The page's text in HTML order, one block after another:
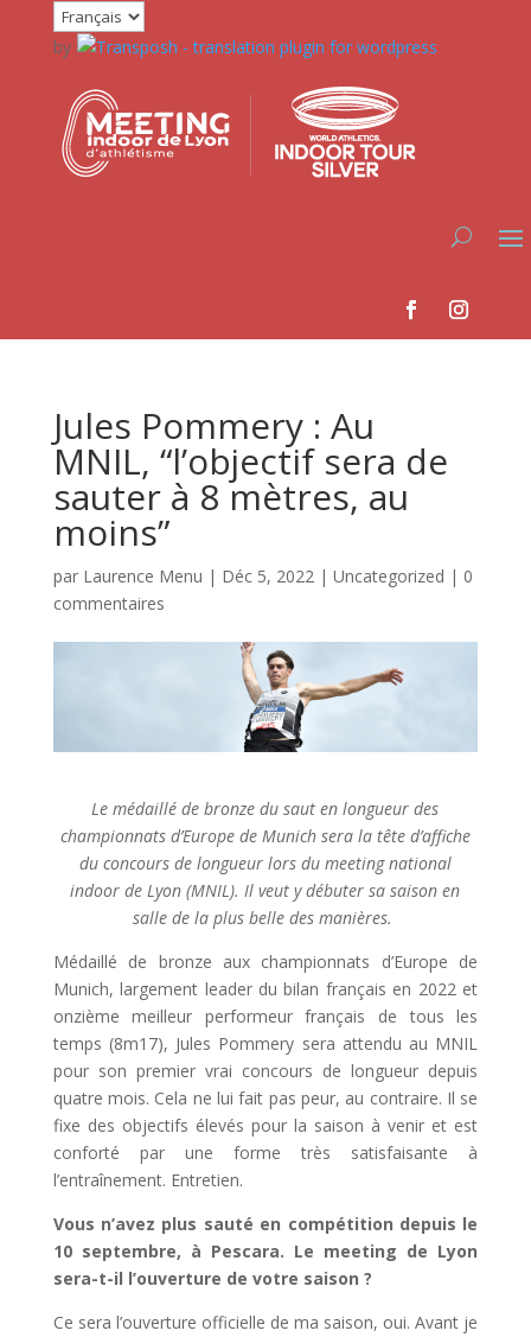
by
Jules Pommery : Au
MNIL, “l’objectif sera de
sauter à 8 mètres, au
moins”
par Laurence Menu | Déc 5, 2022| Uncategorized | 0
commentaires
Le médaillé de bronze du saut en longueur des
championnats d’Europe de Munich sera la tête d’affiche
du concours de longueur lors du meeting national
indoor de Lyon (MNIL). Il veut y débuter sa saison en
salle de la plus belle des manières.
Médaillé de bronze aux championnats d’Europe de
Munich, largement leader du bilan français en 2022 et
onzième meilleur performeur français de tous les
temps (8m17), Jules Pommery sera attendu au MNIL
pour son premier vrai concours de longueur depuis
quatre mois. Cela ne lui fait pas peur, au contraire. Il se
fixe des objectifs élevés pour la saison à venir et est
conforté par une forme très satisfaisante à
l’entraînement. Entretien.
Vous n’avez plus sauté en compétition depuis le
10 septembre, à Pescara. Le meeting de Lyon
sera-t-il l’ouverture de votre saison ?
Ce sera l’ouverture officielle de ma saison, oui. Avant je